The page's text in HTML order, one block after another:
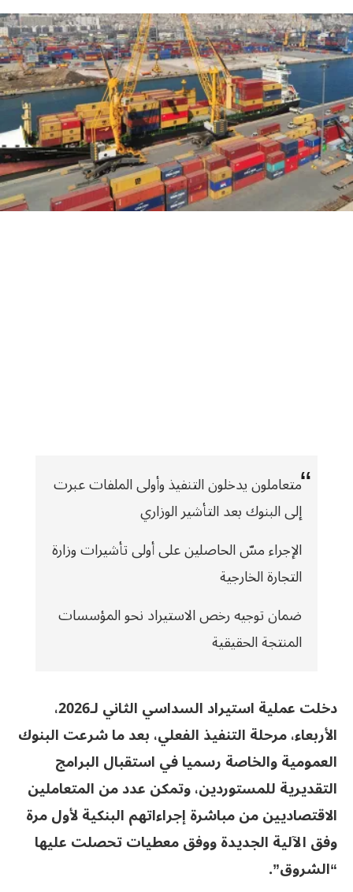
متعاملون يدخلون التنفيذ وأولى الملفات عبرت
إلى البنوك بعد التأشير الوزاري
الإجراء مسّ الحاصلين على أولى تأشيرات وزارة
التجارة الخارجية
ضمان توجيه رخص الاستيراد نحو المؤسسات
المنتجة الحقيقية
دخلت عملية استيراد السداسي الثاني لـ2026،
الأربعاء، مرحلة التنفيذ الفعلي، بعد ما شرعت البنوك
العمومية والخاصة رسميا في استقبال البرامج
التقديرية للمستوردين، وتمكن عدد من المتعاملين
الاقتصاديين من مباشرة إجراءاتهم البنكية لأول مرة
وفق الآلية الجديدة ووفق معطيات تحصلت عليها
“الشروق”.